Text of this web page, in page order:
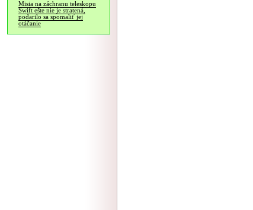
Misia na záchranu teleskopu
Swift ešte nie je stratená,
podarilo sa spomaliť jej
otáčanie